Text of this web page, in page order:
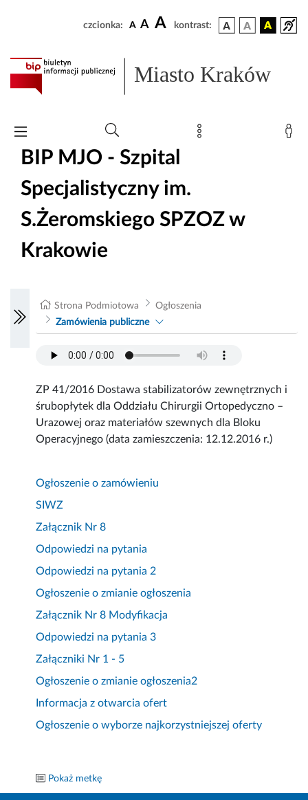
czcionka: A A A kontrast:
Miasto Kraków
BIP MJO - Szpital
Specjalistyczny im.
S.Żeromskiego SPZOZ w
Krakowie
Strona Podmiotowa
Ogłoszenia
Zamówienia publiczne
ZP 41/2016 Dostawa stabilizatorów zewnętrznych i
śrubopłytek dla Oddziału Chirurgii Ortopedyczno –
Urazowej oraz materiałów szewnych dla Bloku
Operacyjnego (data zamieszczenia: 12.12.2016 r.)
Ogłoszenie o zamówieniu
SIWZ
Załącznik Nr 8
Odpowiedzi na pytania
Odpowiedzi na pytania 2
Ogłoszenie o zmianie ogłoszenia
Załącznik Nr 8 Modyfikacja
Odpowiedzi na pytania 3
Załączniki Nr 1 - 5
Ogłoszenie o zmianie ogłoszenia2
Informacja z otwarcia ofert
Ogłoszenie o wyborze najkorzystniejszej oferty
Pokaż metkę